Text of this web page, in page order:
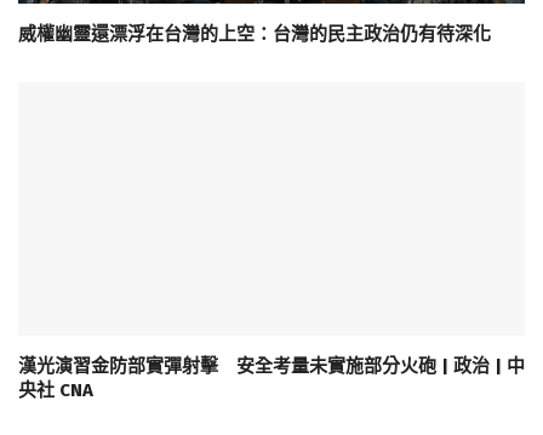
威權幽靈還漂浮在台灣的上空：台灣的民主政治仍有待深化
漢光演習金防部實彈射擊 安全考量未實施部分火砲 | 政治 | 中
央社 CNA